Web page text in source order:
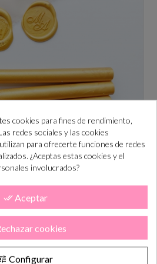
lacre color DORADO
cookies para fines de rendimiento,
redes sociales y las cookies
para ofrecerte funciones de redes
¿Aceptas estas cookies y el
involucrados?
done_all Aceptar
cookies
Configurar